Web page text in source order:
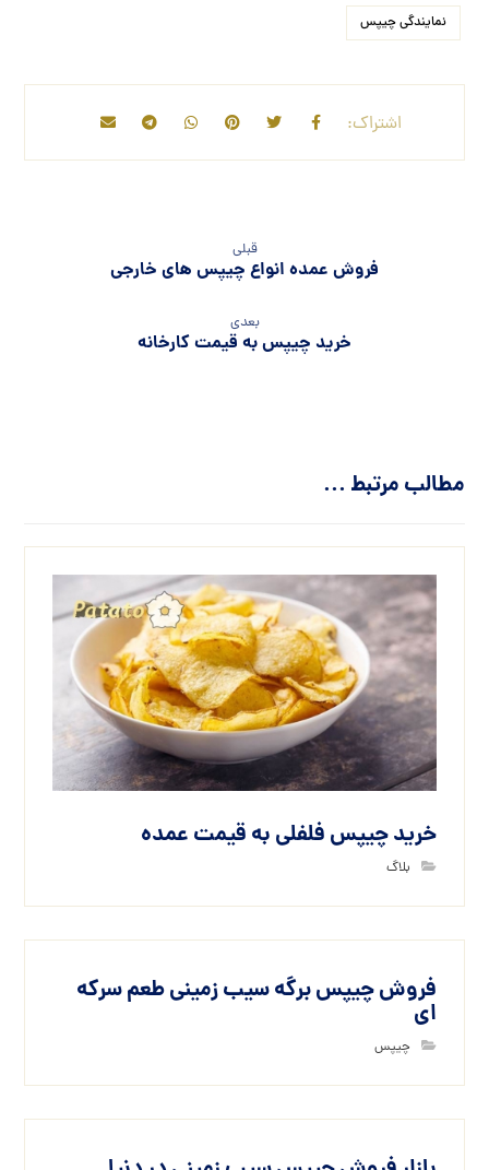
نمایندگی چیپس
قبلی
فروش عمده انواع چیپس های خارجی
بعدی
خرید چیپس به قیمت کارخانه
مطالب مرتبط ...
خرید چیپس فلفلی به قیمت عمده
بلاگ
فروش چیپس برگه سیب زمینی طعم سرکه
ای
چیپس